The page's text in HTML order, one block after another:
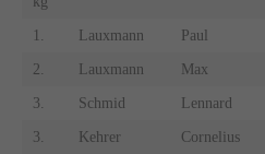
1. Lauxmann Paul
2. Lauxmann Max
3. Schmid Lennard
3. Kehrer Cornelius